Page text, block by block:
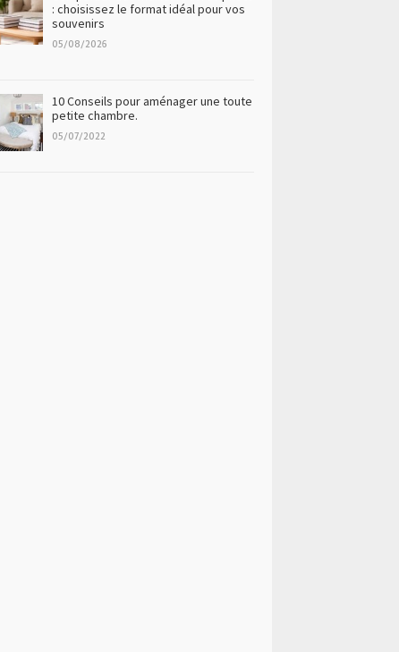
: choisissez le format idéal pour vos
souvenirs
05/08/2026
10 Conseils pour aménager une toute
petite chambre.
05/07/2022